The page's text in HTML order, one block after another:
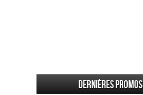
Dernières promos